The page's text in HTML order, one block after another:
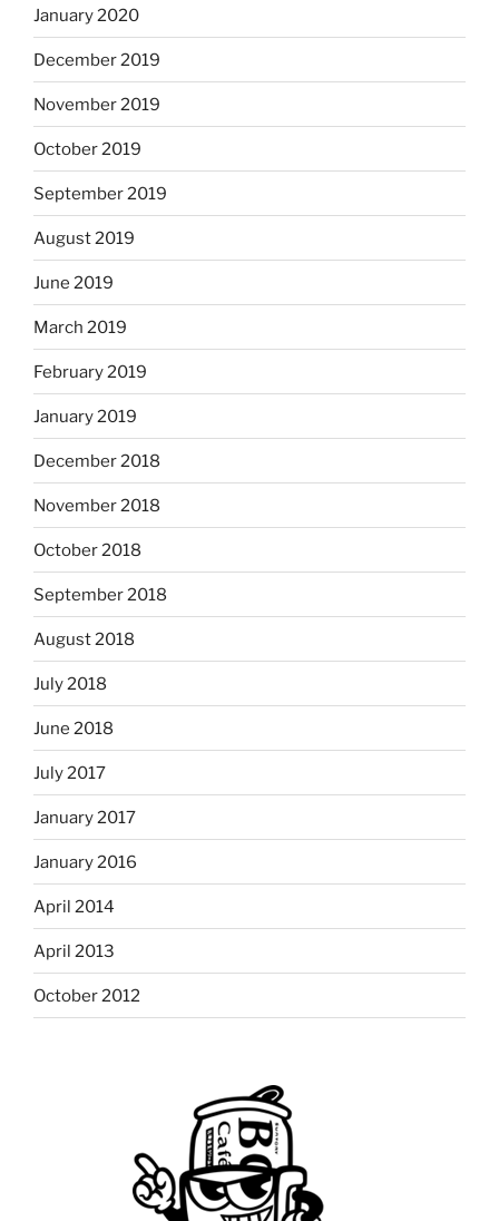
January 2020
December 2019
November 2019
October 2019
September 2019
August 2019
June 2019
March 2019
February 2019
January 2019
December 2018
November 2018
October 2018
September 2018
August 2018
July 2018
June 2018
July 2017
January 2017
January 2016
April 2014
April 2013
October 2012